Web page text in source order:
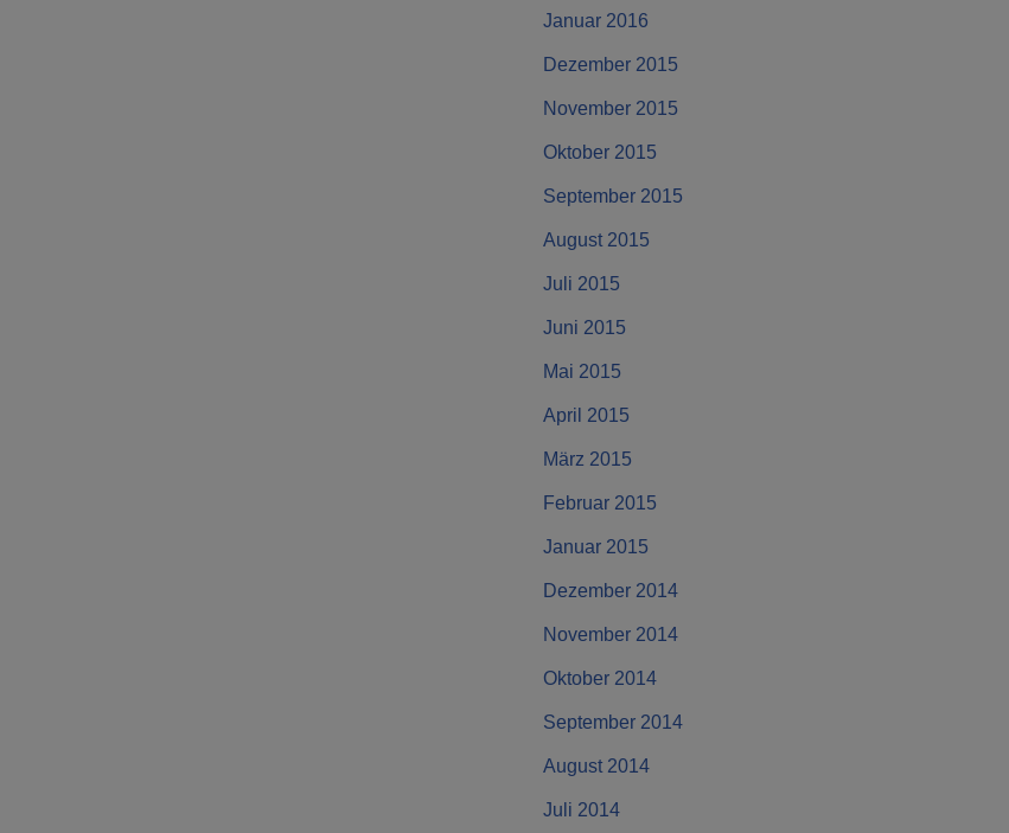
Januar 2016
Dezember 2015
November 2015
Oktober 2015
September 2015
August 2015
Juli 2015
Juni 2015
Mai 2015
April 2015
März 2015
Februar 2015
Januar 2015
Dezember 2014
November 2014
Oktober 2014
September 2014
August 2014
Juli 2014